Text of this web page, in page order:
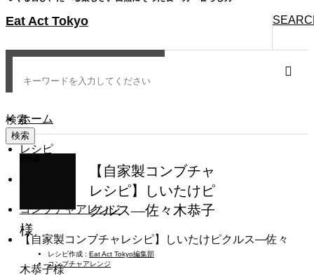
Eat Act Tokyo
検索ホーム
レシピ
コンブチャアレンジ
【自家製コンブチャレシピ】しいたけピクルス―佐々
木恭子様
【自家製コンブチャ
レシピ】しいたけピ
クルス―佐々木恭子
様
レシピ作成 : Eat Act Tokyo編集部
コンブチャアレンジ